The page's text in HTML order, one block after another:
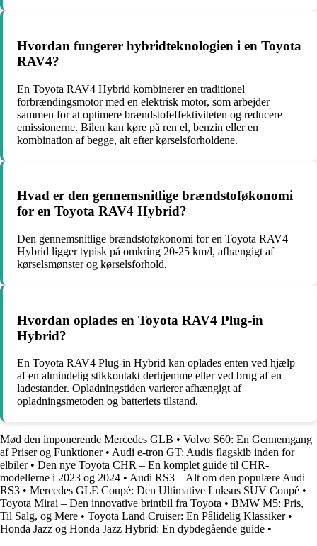
Hvordan fungerer hybridteknologien i en Toyota
RAV4?
En Toyota RAV4 Hybrid kombinerer en traditionel
forbrændingsmotor med en elektrisk motor, som arbejder
sammen for at optimere brændstofeffektiviteten og reducere
emissionerne. Bilen kan køre på ren el, benzin eller en
kombination af begge, alt efter kørselsforholdene.
Hvad er den gennemsnitlige brændstoføkonomi
for en Toyota RAV4 Hybrid?
Den gennemsnitlige brændstoføkonomi for en Toyota RAV4
Hybrid ligger typisk på omkring 20-25 km/l, afhængigt af
kørselsmønster og kørselsforhold.
Hvordan oplades en Toyota RAV4 Plug-in
Hybrid?
En Toyota RAV4 Plug-in Hybrid kan oplades enten ved hjælp
af en almindelig stikkontakt derhjemme eller ved brug af en
ladestander. Opladningstiden varierer afhængigt af
opladningsmetoden og batteriets tilstand.
Mød den imponerende Mercedes GLB • Volvo S60: En Gennemgang
af Priser og Funktioner• Audi e-tron GT: Audis flagskib inden for
elbiler• Den nye Toyota CHR – En komplet guide til CHR-
modellerne i 2023 og 2024 • Audi RS3 – Alt om den populære Audi
RS3 • Mercedes GLE Coupé: Den Ultimative Luksus SUV Coupé •
Toyota Mirai – Den innovative brintbil fra Toyota • BMW M5: Pris,
Til Salg, og Mere • Toyota Land Cruiser: En Pålidelig Klassiker•
Honda Jazz og Honda Jazz Hybrid: En dybdegående guide •